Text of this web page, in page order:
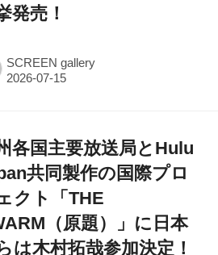
発売！
SCREEN gallery
各国主要放送局とHulu
共同製作の国際プロ
クト「THE
（原題）」に日本
は木村拓哉参加決定！